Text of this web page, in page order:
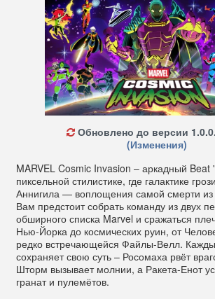
Обновлено до версии
(Изменения)
MARVEL Cosmic Invasion – аркадный Beat
пиксельной стилистике, где галактике
Аннигила — воплощения самой смерти из
Вам предстоит собрать команду из двух
обширного списка Marvel и сражаться
Нью-Йорка до космических руин, от
редко встречающейся Файлы-Велл.
сохраняет свою суть – Росомаха рвёт
Шторм вызывает молнии, а Ракета-Енот
гранат и пулемётов.